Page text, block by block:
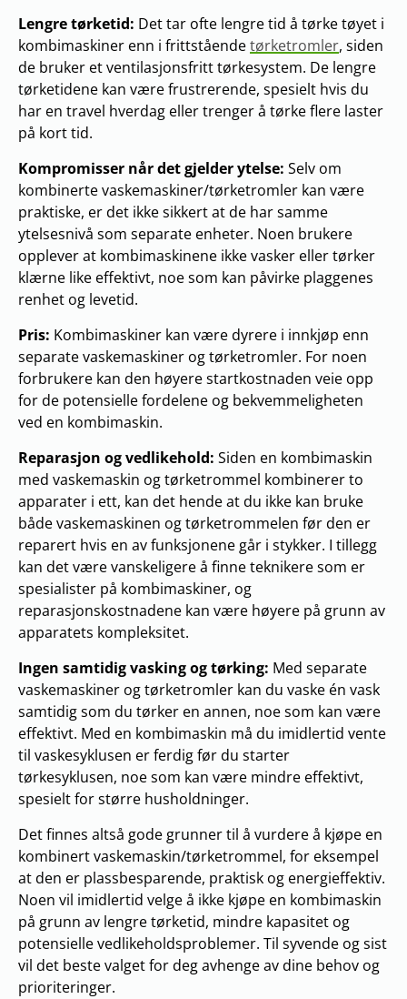
Lengre tørketid: Det tar ofte lengre tid å tørke tøyet i
kombimaskiner enn i frittståendetørketromler, siden
de bruker et ventilasjonsfritt tørkesystem. De lengre
tørketidene kan være frustrerende, spesielt hvis du
har en travel hverdag eller trenger å tørke flere laster
på kort tid.
Kompromisser når det gjelder ytelse: Selv om
kombinerte vaskemaskiner/tørketromler kan være
praktiske, er det ikke sikkert at de har samme
ytelsesnivå som separate enheter. Noen brukere
opplever at kombimaskinene ikke vasker eller tørker
klærne like effektivt, noe som kan påvirke plaggenes
renhet og levetid.
Pris: Kombimaskiner kan være dyrere i innkjøp enn
separate vaskemaskiner og tørketromler. For noen
forbrukere kan den høyere startkostnaden veie opp
for de potensielle fordelene og bekvemmeligheten
ved en kombimaskin.
Reparasjon og vedlikehold: Siden en kombimaskin
med vaskemaskin og tørketrommel kombinerer to
apparater i ett, kan det hende at du ikke kan bruke
både vaskemaskinen og tørketrommelen før den er
reparert hvis en av funksjonene går i stykker. I tillegg
kan det være vanskeligere å finne teknikere som er
spesialister på kombimaskiner, og
reparasjonskostnadene kan være høyere på grunn av
apparatets kompleksitet.
Ingen samtidig vasking og tørking: Med separate
vaskemaskiner og tørketromler kan du vaske én vask
samtidig som du tørker en annen, noe som kan være
effektivt. Med en kombimaskin må du imidlertid vente
til vaskesyklusen er ferdig før du starter
tørkesyklusen, noe som kan være mindre effektivt,
spesielt for større husholdninger.
Det finnes altså gode grunner til å vurdere å kjøpe en
kombinert vaskemaskin/tørketrommel, for eksempel
at den er plassbesparende, praktisk og energieffektiv.
Noen vil imidlertid velge å ikke kjøpe en kombimaskin
på grunn av lengre tørketid, mindre kapasitet og
potensielle vedlikeholdsproblemer. Til syvende og sist
vil det beste valget for deg avhenge av dine behov og
prioriteringer.